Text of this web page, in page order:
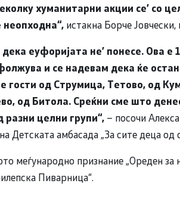
хуманитарни акции се’ со
истакна Борче
еуфоријата не’ понесе. Ова е
и се надевам дека ќе
гости од Струмица, Тетово, од
од Битола. Среќни сме што
целни групи“, – посочи
Детската амбасада „За сите деца од
меѓународно признание „Ореден
Пиварница“.